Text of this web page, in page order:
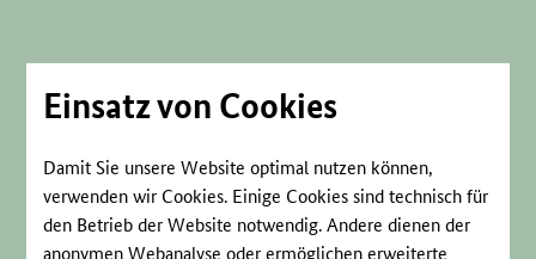
Einsatz von Cookies
Damit Sie unsere Website optimal nutzen können,
verwenden wir Cookies. Einige Cookies sind technisch für
den Betrieb der Website notwendig. Andere dienen der
anonymen Webanalyse oder ermöglichen erweiterte